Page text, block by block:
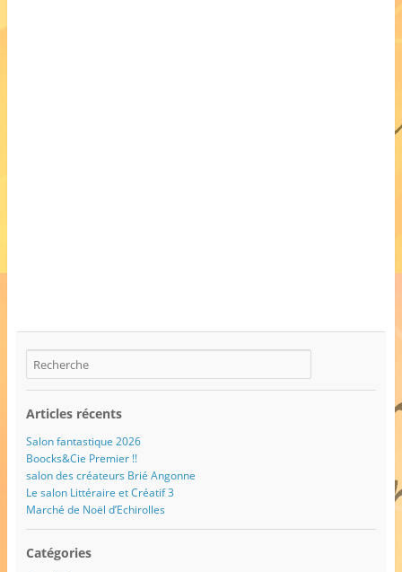
Articles récents
Salon fantastique 2026
Boocks&Cie Premier !!
salon des créateurs Brié Angonne
Le salon Littéraire et Créatif 3
Marché de Noël d’Echirolles
Catégories